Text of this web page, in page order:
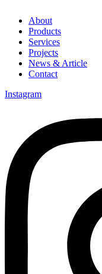
About
Products
Services
Projects
News & Article
Contact
Instagram